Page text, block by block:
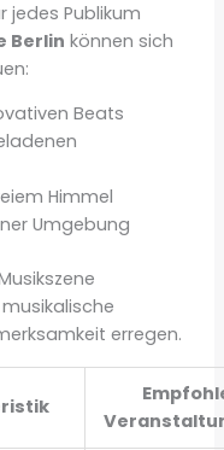
jedes Publikum
Berlin können sich
Beats
Himmel
Umgebung
erregen.